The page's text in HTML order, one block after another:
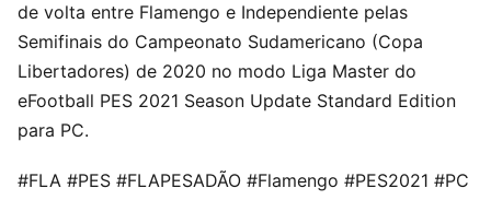
de volta entre Flamengo e Independiente pelas
Semifinais do Campeonato Sudamericano (Copa
Libertadores) de 2020 no modo Liga Master do
eFootball PES 2021 Season Update Standard Edition
para PC.
#FLA #PES #FLAPESADÃO #Flamengo #PES2021 #PC